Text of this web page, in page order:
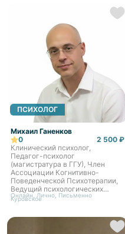
ПСИХОЛОГ
Михаил Ганенков
0
2 500 ₽
Клинический психолог,
Педагог-психолог
(магистратура в ГГУ), Член
Ассоциации Когнитивно-
Поведенческой Психотерапии,
Ведущий психологических
Групп и тренингов (МГППУ).
Онлайн, Лично, Письменно
Куровское